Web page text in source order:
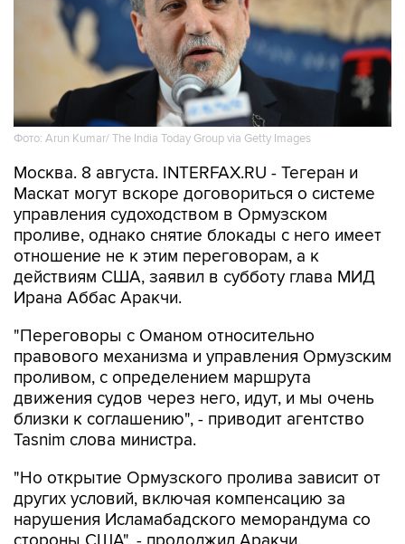
Фото: Arun Kumar/ The India Today Group via Getty Images
Москва. 8 августа. INTERFAX.RU - Тегеран и
Маскат могут вскоре договориться о системе
управления судоходством в Ормузском
проливе, однако снятие блокады с него имеет
отношение не к этим переговорам, а к
действиям США, заявил в субботу глава МИД
Ирана Аббас Аракчи.
"Переговоры с Оманом относительно
правового механизма и управления Ормузским
проливом, с определением маршрута
движения судов через него, идут, и мы очень
близки к соглашению", - приводит агентство
Tasnim слова министра.
"Но открытие Ормузского пролива зависит от
других условий, включая компенсацию за
нарушения Исламабадского меморандума со